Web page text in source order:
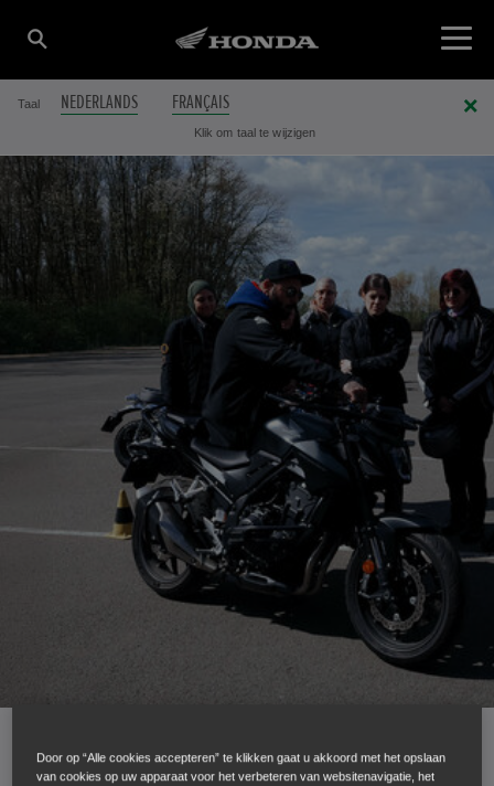
Taal NEDERLANDS FRANÇAIS
Klik om taal te wijzigen
Door op “Alle cookies accepteren” te klikken gaat u akkoord met het opslaan
van cookies op uw apparaat voor het verbeteren van websitenavigatie, het